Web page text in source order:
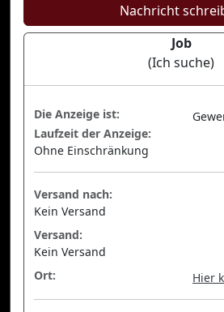
Nachricht
Job
(Ich suche)
Die Anzeige ist:
Laufzeit der Anzeige:
Ohne Einschränkung
Versand nach:
Kein Versand
Versand:
Kein Versand
Ort:
Hier